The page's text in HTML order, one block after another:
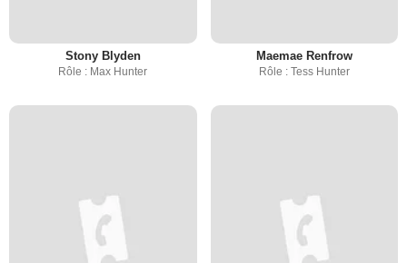
Stony Blyden
Rôle : Max Hunter
Maemae Renfrow
Rôle : Tess Hunter